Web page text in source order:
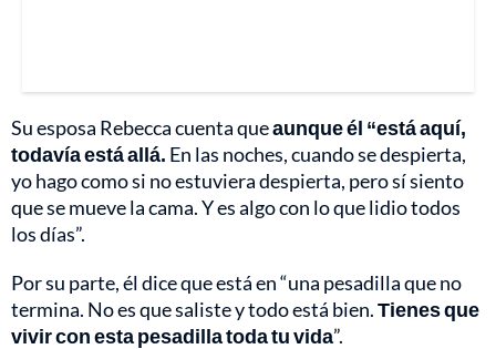
Su esposa Rebecca cuenta queaunque él “está aquí,
todavía está allá. En las noches, cuando se despierta,
yo hago como si no estuviera despierta, pero sí siento
que se mueve la cama. Y es algo con lo que lidio todos
los días”.
Por su parte, él dice que está en “una pesadilla que no
termina. No es que saliste y todo está bien.Tienes que
vivir con esta pesadilla toda tu vida”.